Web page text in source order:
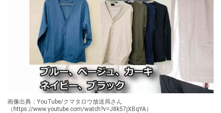
画像出典：YouTube/クマタロウ放送局さん
（https://www.youtube.com/watch?v=J8k57jXBqYA）